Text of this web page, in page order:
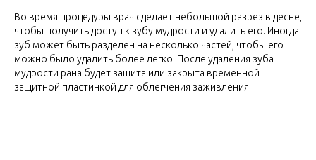
Во время процедуры врач сделает небольшой разрез в десне,
чтобы получить доступ к зубу мудрости и удалить его. Иногда
зуб может быть разделен на несколько частей, чтобы его
можно было удалить более легко. После удаления зуба
мудрости рана будет зашита или закрыта временной
защитной пластинкой для облегчения заживления.